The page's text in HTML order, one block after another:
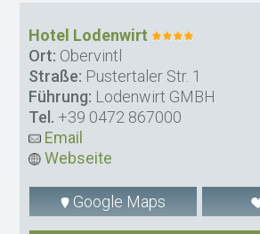
Hotel Lodenwirt
Ort: Obervintl
Straße: Pustertaler Str. 1
Führung: Lodenwirt GMBH
Tel. +39 0472 867000
Email
Webseite
Google Maps